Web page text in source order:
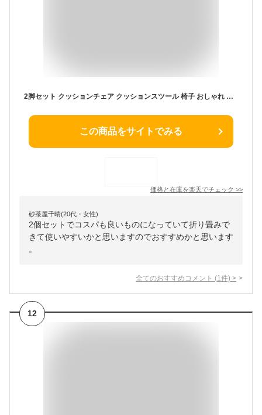
2脚セット クッションチェア クッションスツール 椅子 おしゃれ いす イス 折りたたみ 折り畳み チェア ダイニングチェア キッチンチェア コンパクト シンプル 折りたたみチェア スツール 簡易椅子 来客用 折りたたみスツール 同色2脚セット
この商品をサイトでみる
価格と在庫を楽天でチェック >>
砂茶屋千晴(20代・女性)
2個セットでコスパも良いものになっていて折り畳みで
きて使いやすいかと思いますのでおすすめかと思います
。
全てのおすすめコメント (1 件) >
12